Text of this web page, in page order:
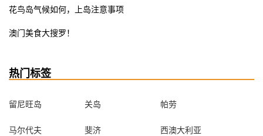
花鸟岛气候如何，上岛注意事项
澳门美食大搜罗！
热门标签
留尼旺岛 关岛 帕劳
马尔代夫 斐济 西澳大利亚